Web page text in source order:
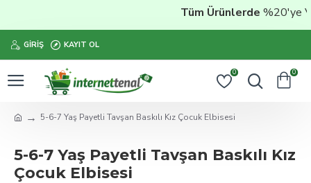
Tüm Ürünlerde%20'ye
GIRIŞ KAYIT OL
0 0
5-6-7 Yaş Payetli Tavşan Baskılı Kız Çocuk Elbisesi
5-6-7 Yaş Payetli Tavşan Baskılı Kız
Çocuk Elbisesi